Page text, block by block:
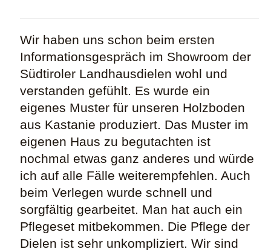
Wir haben uns schon beim ersten
Informationsgespräch im Showroom der
Südtiroler Landhausdielen wohl und
verstanden gefühlt. Es wurde ein
eigenes Muster für unseren Holzboden
aus Kastanie produziert. Das Muster im
eigenen Haus zu begutachten ist
nochmal etwas ganz anderes und würde
ich auf alle Fälle weiterempfehlen. Auch
beim Verlegen wurde schnell und
sorgfältig gearbeitet. Man hat auch ein
Pflegeset mitbekommen. Die Pflege der
Dielen ist sehr unkompliziert. Wir sind